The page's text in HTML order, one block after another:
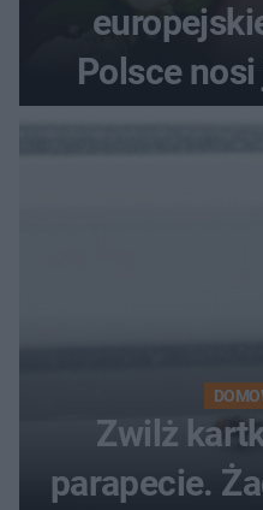
Polsce
Zwilż
parapecie.